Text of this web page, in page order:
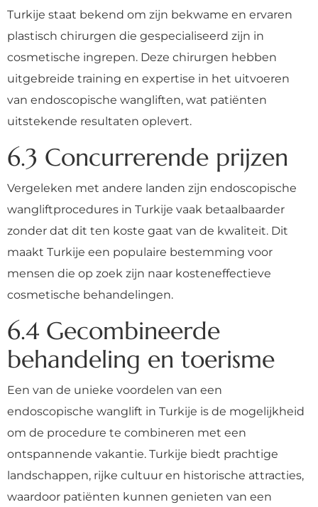
Turkije staat bekend om zijn bekwame en ervaren
plastisch chirurgen die gespecialiseerd zijn in
cosmetische ingrepen. Deze chirurgen hebben
uitgebreide training en expertise in het uitvoeren
van endoscopische wangliften, wat patiënten
uitstekende resultaten oplevert.
6.3 Concurrerende prijzen
Vergeleken met andere landen zijn endoscopische
wangliftprocedures in Turkije vaak betaalbaarder
zonder dat dit ten koste gaat van de kwaliteit. Dit
maakt Turkije een populaire bestemming voor
mensen die op zoek zijn naar kosteneffectieve
cosmetische behandelingen.
6.4 Gecombineerde
behandeling en toerisme
Een van de unieke voordelen van een
endoscopische wanglift in Turkije is de mogelijkheid
om de procedure te combineren met een
ontspannende vakantie. Turkije biedt prachtige
landschappen, rijke cultuur en historische attracties,
waardoor patiënten kunnen genieten van een